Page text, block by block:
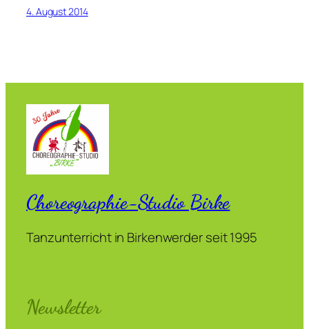
4. August 2014
Choreographie-Studio Birke
Tanzunterricht in Birkenwerder seit 1995
Newsletter